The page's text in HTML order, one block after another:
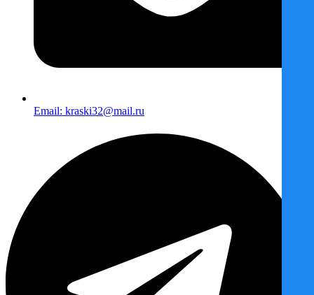
Email: kraski32@mail.ru